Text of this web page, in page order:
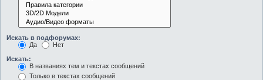
Искать в подфорумах:
Да
Нет
Искать:
В названиях тем и текстах сообщений
Только в текстах сообщений